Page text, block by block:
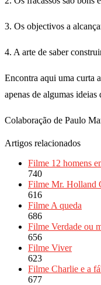
3. Os objectivos a
4. A arte de saber
Encontra aqui uma curta
apenas de algumas
Colaboração de Paulo
Artigos relacionados
Filme 12 homens
740
Filme Mr. Holland
616
Filme A queda
686
Filme Verdade ou
656
Filme Viver
623
Filme Charlie e a
677